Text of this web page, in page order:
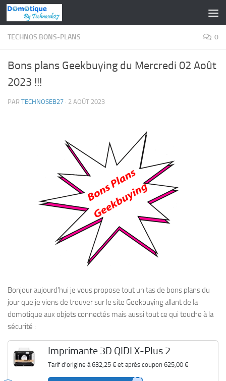
Skip to content
TECHNOS BONS-PLANS 0
Bons plans Geekbuying du Mercredi 02 Août
2023 !!!
PAR TECHNOSEB27 · 2 AOÛT 2023
Bonjour aujourd’hui je vous propose tout un tas de bons plans du
jour que je viens de trouver sur le site Geekbuying allant de la
domotique aux objets connectés mais aussi tout ce qui touche à la
sécurité :
Imprimante 3D QIDI X-Plus 2
Tarif d'origine à632,25 €et après coupon 625,00 €